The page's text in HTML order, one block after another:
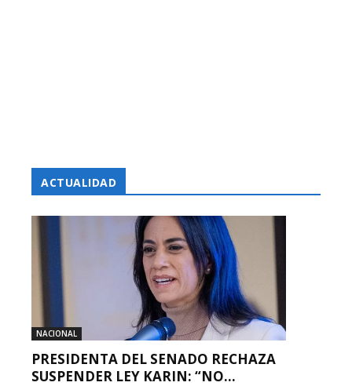
ACTUALIDAD
NACIONAL
PRESIDENTA DEL SENADO RECHAZA
SUSPENDER LEY KARIN: “NO...